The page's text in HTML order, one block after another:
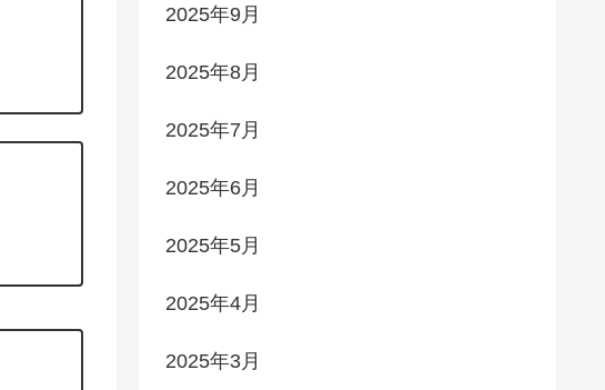
2025年9月
2025年8月
2025年7月
2025年6月
2025年5月
2025年4月
2025年3月